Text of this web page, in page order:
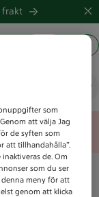
frakt
som
att välja Jag
de syften som
att tillhandahålla”.
de. Om
som du ser
meny för att
genom att klicka